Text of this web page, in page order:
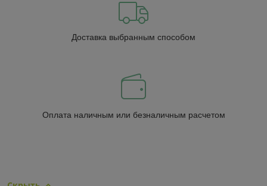
Доставка выбранным способом
Оплата наличным или безналичным расчетом